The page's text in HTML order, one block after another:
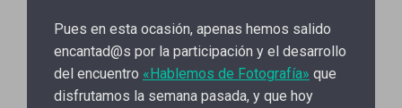
Pues en esta ocasión, apenas hemos salido
encantad@s por la participación y el desarrollo
del encuentro «Hablemos de Fotografía» que
disfrutamos la semana pasada, y que hoy